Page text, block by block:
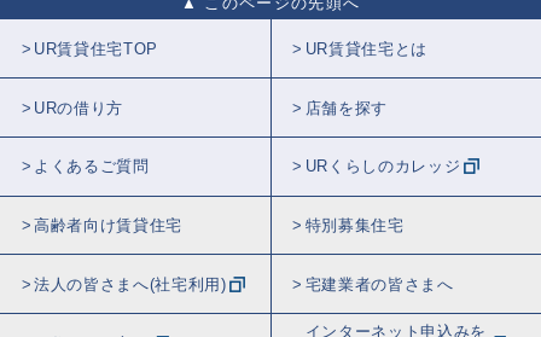
UR賃貸住宅TOP UR賃貸住宅とは
URの借り方 店舗を探す
よくあるご質問 URくらしのカレッジ
高齢者向け賃貸住宅 特別募集住宅
法人の皆さまへ(社宅利用) 宅建業者の皆さまへ
インターネット申込みを